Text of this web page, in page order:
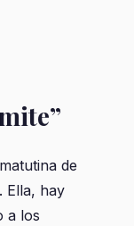
de
Ella, hay
a los